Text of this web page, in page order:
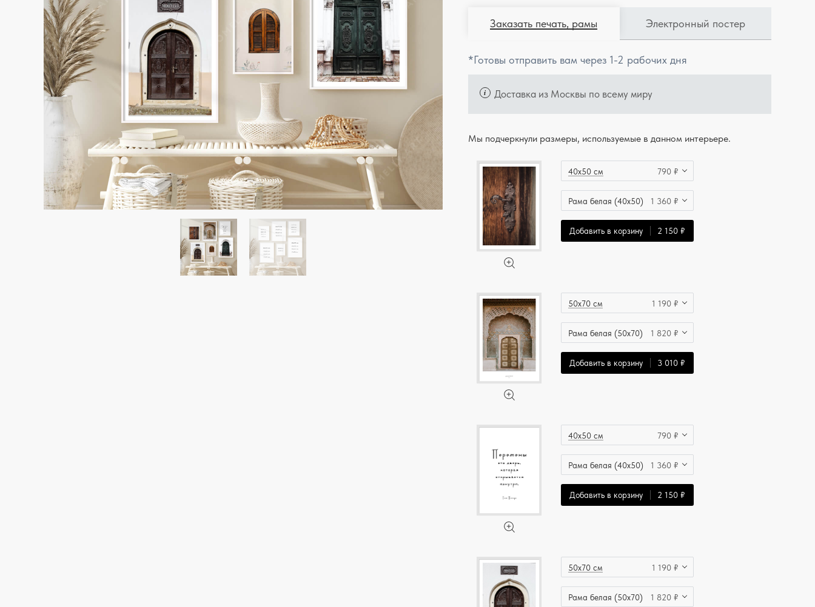
Заказать печать, рамы Электронный постер
*Готовы отправить вам через 1-2 рабочих дня
Доставка из Москвы по всему миру
Мы подчеркнули размеры, используемые в данном интерьере.
40x50 см 790 ₽
Рама белая (40x50) 1 360 ₽
Добавить в корзину 2 150 ₽
50x70 см 1 190 ₽
Рама белая (50x70) 1 820 ₽
Добавить в корзину 3 010 ₽
40x50 см 790 ₽
Рама белая (40x50) 1 360 ₽
Добавить в корзину 2 150 ₽
50x70 см 1 190 ₽
Рама белая (50x70) 1 820 ₽